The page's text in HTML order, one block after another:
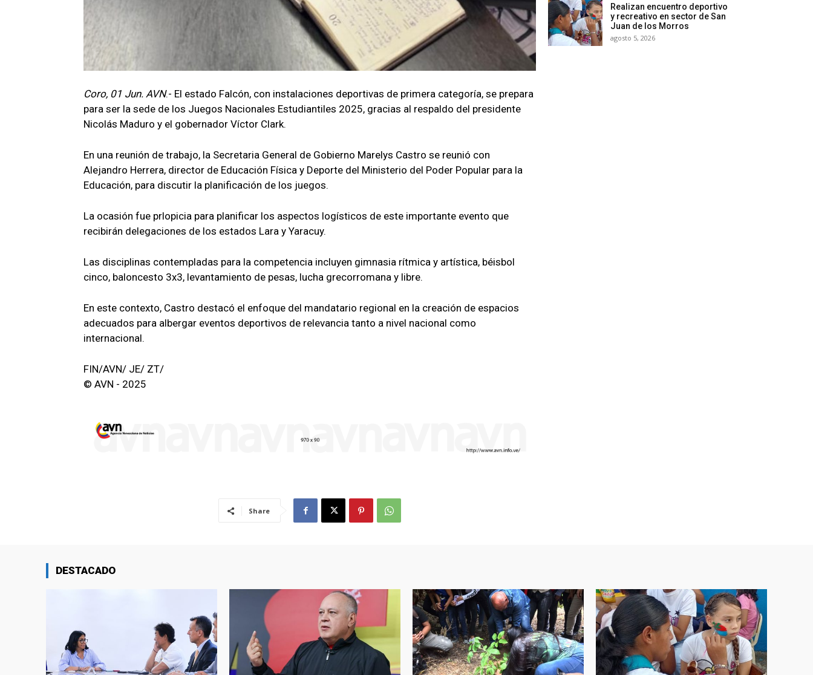
Coro, 01 Jun. AVN.- El estado Falcón, con instalaciones deportivas de primera categoría, se prepara
para ser la sede de los Juegos Nacionales Estudiantiles 2025, gracias al respaldo del presidente
Nicolás Maduro y el gobernador Víctor Clark.
En una reunión de trabajo, la Secretaria General de Gobierno Marelys Castro se reunió con
Alejandro Herrera, director de Educación Física y Deporte del Ministerio del Poder Popular para la
Educación, para discutir la planificación de los juegos.
La ocasión fue prlopicia para planificar los aspectos logísticos de este importante evento que
recibirán delegaciones de los estados Lara y Yaracuy.
Las disciplinas contempladas para la competencia incluyen gimnasia rítmica y artística, béisbol
cinco, baloncesto 3x3, levantamiento de pesas, lucha grecorromana y libre.
En este contexto, Castro destacó el enfoque del mandatario regional en la creación de espacios
adecuados para albergar eventos deportivos de relevancia tanto a nivel nacional como
internacional.
FIN/AVN/ JE/ ZT/
© AVN - 2025
Share
Realizan encuentro deportivo
y recreativo en sector de San
Juan de los Morros
agosto 5, 2026
DESTACADO